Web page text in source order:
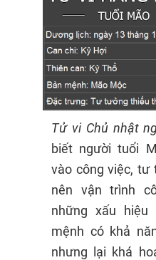
Tử vi Chủ nhật
biết người tuổi
vào công việc, tư
nên vận trình
những xấu hiệu
mệnh có khả
nhưng lại khá